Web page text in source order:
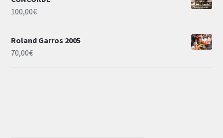
100,00€
Roland Garros 2005
70,00€